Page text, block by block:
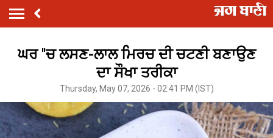
ਘਰ ''ਚ ਲਸਣ-ਲਾਲ ਮਿਰਚ ਦੀ ਚਟਣੀ ਬਣਾਉਣ
ਦਾ ਸੌਖਾ ਤਰੀਕਾ
Thursday, May 07, 2026 - 02:41 PM (IST)